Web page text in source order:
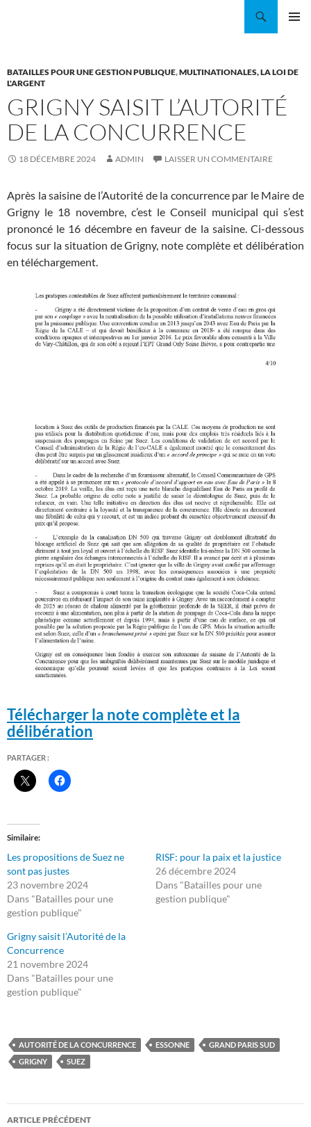
BATAILLES POUR UNE GESTION PUBLIQUE,MULTINATIONALES, LA LOI DE
L'ARGENT
GRIGNY SAISIT L’AUTORITÉ
DE LA CONCURRENCE
18 DÉCEMBRE 2024 ADMIN LAISSER UN COMMENTAIRE
Après la saisine de l’Autorité de la concurrence par le Maire de
Grigny le 18 novembre, c’est le Conseil municipal qui s’est
prononcé le 16 décembre en faveur de la saisine. Ci-dessous
focus sur la situation de Grigny, note complète et délibération
en téléchargement.
Télécharger la note complète et la
délibération
PARTAGER :
Similaire
Les propositions de Suez ne
sont pas justes
23 novembre 2024
Dans "Batailles pour une
gestion publique"
RISF: pour la paix et la justice
26 décembre 2024
Dans "Batailles pour une
gestion publique"
Grigny saisit l’Autorité de la
Concurrence
21 novembre 2024
Dans "Batailles pour une
gestion publique"
AUTORITÉ DE LA CONCURRENCE ESSONNE
GRAND PARIS SUD
GRIGNY
SUEZ
Navigation
ARTICLE PRÉCÉDENT